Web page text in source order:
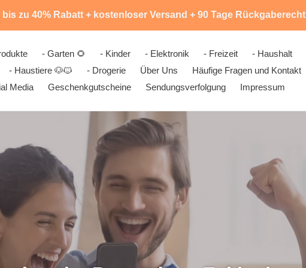
bis zu 40% Rabatt + kostenloser Versand + 90 Tage Rückgaberecht
- Garten 🌻 - Kinder - Elektronik - Freizeit
- Haushalt
- Haustiere 🐶🐱 - Drogerie Über Uns
Häufige Fragen und Kontakt
Media
Geschenkgutscheine Sendungsverfolgung Impressum